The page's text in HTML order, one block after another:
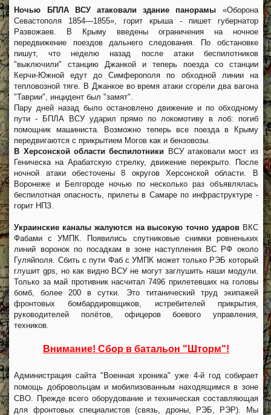
Ночью БПЛА ВСУ атаковали здание панорамы «Оборона
Севастополя 1854—1855», горит крыша - пишет губернатор
Развожаев. В Крыму введены ограничения на ночное
передвижение поездов дальнего следования. По обстановке
пишут, что неделю назад после атаки беспилотников
"выключили" станцию Джанкой и теперь поезда со станции
Керчи-Южной едут до Симферополя по обходной линии на
тепловозной тяге. В Джанкое во время атаки сгорели два вагона
"Таврии", инцидент был "замят".
Пару дней назад было остановлено движение и по обходному
пути - БПЛА ВСУ ударил прямо по локомотиву в лоб: погиб
помощник машиниста. Возможно теперь все поезда в Крыму
передвигаются с прикрытием Могов как и бензовозы.
В Херсонской области беспилотники ВСУ атаковали мост из
Геническа на Арабатскую стрелку, движение перекрыто. После
ночной атаки обесточены 8 округов Херсонской области. В
Воронеже и Белгороде ночью по несколько раз объявлялась
беспилотная опасность, прилеты в Самаре по инфраструктуре -
горит НПЗ.
Украинские каналы жалуются на высокую точно ударовВКС
Фабами с УМПК. Появились спутниковые снимки ровненьких
линий воронок по посадкам в зоне наступления ВС РФ около
Гуляйполя. Сбить с пути Фаб с УМПК может только РЭБ который
глушит gps, но как видно ВСУ не могут заглушить наши модули.
Только за май противник насчитал 7496 прилетевших на головы
бомб, более 200 в сутки. Это титанический труд экипажей
фронтовых бомбардировщиков, истребителей прикрытия,
руководителей полётов, офицеров боевого управления,
техников.
Внимание! Сбор в батальон "Шторм"!
Администрация сайта "Военная хроника" уже 4-й год собирает
помощь добровольцам и мобилизованным находящимся в зоне
СВО. Прежде всего оборудование и техническая составляющая
для фронтовых специалистов (связь, дроны, РЭБ, РЭР). Мы